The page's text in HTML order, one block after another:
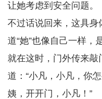
让她考虑到安全问题。
不过话说回来，这具
道“她”也像自己一样，
就在这时，门外传来敲
道：“小凡，小凡，你
姨，开开门，小凡！”